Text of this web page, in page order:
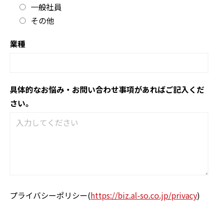
一般社員
その他
業種
具体的なお悩み・お問い合わせ事項があればご記入くだ
さい。
プライバシーポリシー(https://biz.al-so.co.jp/privacy)